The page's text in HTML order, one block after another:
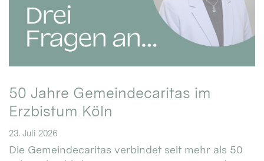
50 Jahre Gemeindecaritas im
Erzbistum Köln
23. Juli 2026
Die Gemeindecaritas verbindet seit mehr als 50